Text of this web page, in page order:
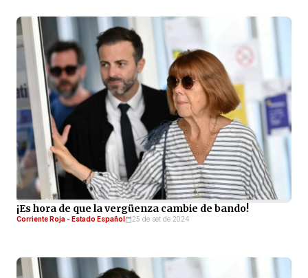
¡Es hora de que la vergüenza cambie de bando!
Corriente Roja - Estado Español 25 de set de 2024